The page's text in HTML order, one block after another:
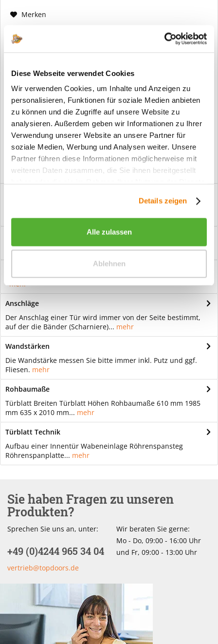
Diese Webseite verwendet Cookies
Wir verwenden Cookies, um Inhalte und Anzeigen zu
personalisieren, Funktionen für soziale Medien anbieten
zu können und die Zugriffe auf unsere Website zu
analysieren. Außerdem geben wir Informationen zu Ihrer
Verwendung unserer Website an unsere Partner für
soziale Medien, Werbung und Analysen weiter. Unsere
Partner führen diese Informationen möglicherweise mit
weiteren Daten zusammen, die Sie ihnen bereitgestellt
Details zeigen
Alle zulassen
Ablehnen
Merken
Artikel-Nr.:
ER0076
Konfiguration gefertigt. Daher ist er als
kundenspezifische Anfertigung vom
Widerruf / der Rückgabe
ausgeschlossen.
Vorteile
Kostenloser Versand ab € 2000,- Bestellwert
Versand mit eigener Spedition
Ganzglastür Motiv Calma invers Für eine zeitlose Optik: Das
Element Glas wirkt immer...mehr
Bewertungen lesen, schreiben und diskutieren...mehr
mehr
Anschläge
Der Anschlag einer Tür wird immer von der Seite bestimmt,
auf der die Bänder (Scharniere)... mehr
Wandstärken
Die Wandstärke messen Sie bitte immer inkl. Putz und ggf.
Fliesen. mehr
Rohbaumaße
Türblatt Breiten Türblatt Höhen Rohbaumaße 610 mm 1985
mm 635 x 2010 mm... mehr
Türblatt Technik
Aufbau einer Innentür Wabeneinlage Röhrenspansteg
Röhrenspanplatte... mehr
Sie haben Fragen zu unseren
Produkten?
Sprechen Sie uns an, unter:
+49 (0)4244 965 34 04
vertrieb@topdoors.de
Wir beraten Sie gerne:
Mo - Do, 09:00 - 16:00 Uhr
und Fr, 09:00 - 13:00 Uhr